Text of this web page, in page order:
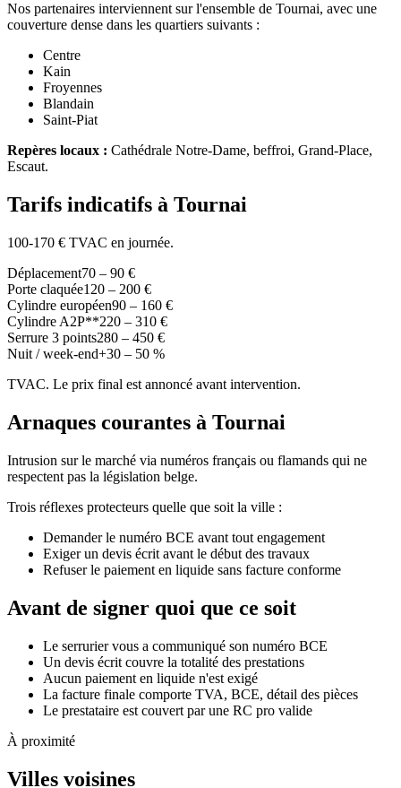
Nos partenaires interviennent sur l'ensemble de Tournai, avec une
couverture dense dans les quartiers suivants :
Centre
Kain
Froyennes
Blandain
Saint-Piat
Repères locaux : Cathédrale Notre-Dame, beffroi, Grand-Place,
Escaut.
Tarifs indicatifs à Tournai
100-170 € TVAC en journée.
Déplacement70 – 90 €
Porte claquée120 – 200 €
Cylindre européen90 – 160 €
Cylindre A2P**220 – 310 €
Serrure 3 points280 – 450 €
Nuit / week-end+30 – 50 %
TVAC. Le prix final est annoncé avant intervention.
Arnaques courantes à Tournai
Intrusion sur le marché via numéros français ou flamands qui ne
respectent pas la législation belge.
Trois réflexes protecteurs quelle que soit la ville :
Demander le numéro BCE avant tout engagement
Exiger un devis écrit avant le début des travaux
Refuser le paiement en liquide sans facture conforme
Avant de signer quoi que ce soit
Le serrurier vous a communiqué son numéro BCE
Un devis écrit couvre la totalité des prestations
Aucun paiement en liquide n'est exigé
La facture finale comporte TVA, BCE, détail des pièces
Le prestataire est couvert par une RC pro valide
À proximité
Villes voisines